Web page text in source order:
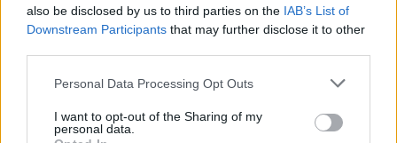
also be disclosed by us to third parties on the IAB’s List of
Downstream Participants that may further disclose it to other
Please note that this website/app uses one or more Google
not limited to your visit or usage behaviour. You may click to
grant or deny consent to Google and its third-party tags to
Personal Data Processing Opt Outs
I want to opt-out of the Sharing of my
personal data.
Bez diploma, darba un izbijis slepkava!?
Vai tiešām jebkurš var kandidēt Saeimas
vēlēšanās, skaidro advokāts
datumi, kuros dzimušos mēdz uzskatīt